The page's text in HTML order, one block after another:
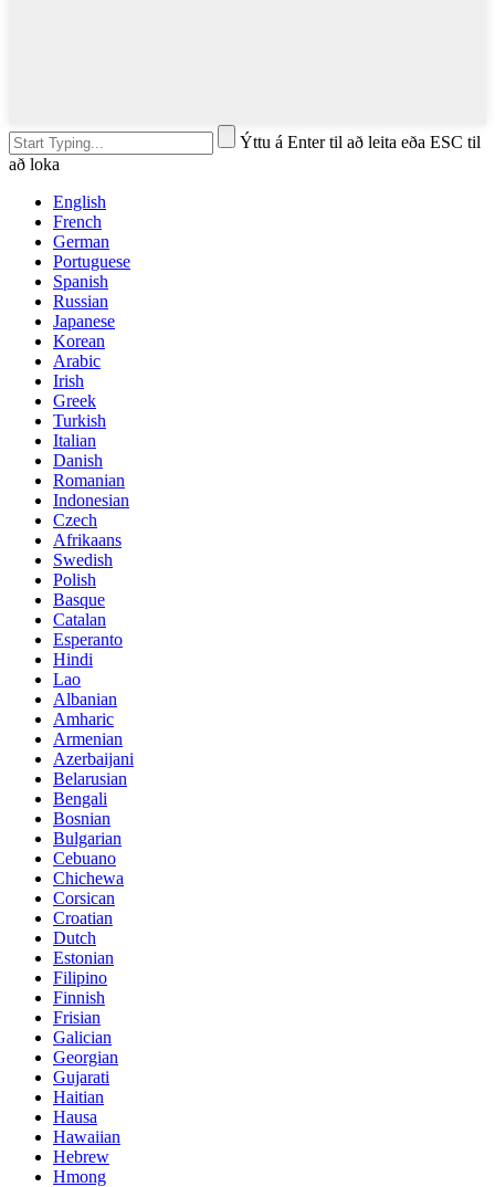
Ýttu á Enter til að leita eða ESC til
að loka
English
French
German
Portuguese
Spanish
Russian
Japanese
Korean
Arabic
Irish
Greek
Turkish
Italian
Danish
Romanian
Indonesian
Czech
Afrikaans
Swedish
Polish
Basque
Catalan
Esperanto
Hindi
Lao
Albanian
Amharic
Armenian
Azerbaijani
Belarusian
Bengali
Bosnian
Bulgarian
Cebuano
Chichewa
Corsican
Croatian
Dutch
Estonian
Filipino
Finnish
Frisian
Galician
Georgian
Gujarati
Haitian
Hausa
Hawaiian
Hebrew
Hmong